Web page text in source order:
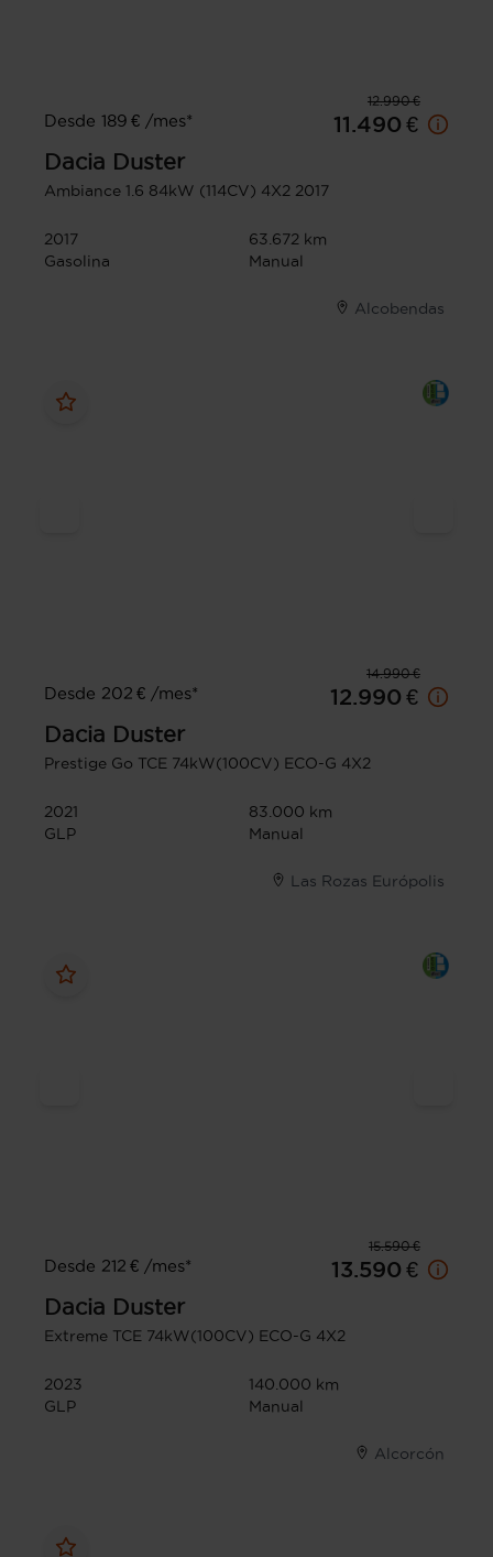
12.990 €
Desde 189 € /mes*
11.490 €
Dacia Duster
Ambiance 1.6 84kW (114CV) 4X2 2017
2017
63.672 km
Gasolina
Manual
Alcobendas
14.990 €
Desde 202 € /mes*
12.990 €
Dacia Duster
Prestige Go TCE 74kW(100CV) ECO-G 4X2
2021
83.000 km
GLP
Manual
Las Rozas Európolis
15.590 €
Desde 212 € /mes*
13.590 €
Dacia Duster
Extreme TCE 74kW(100CV) ECO-G 4X2
2023
140.000 km
GLP
Manual
Alcorcón